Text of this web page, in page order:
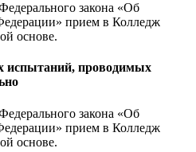
закона «Об
прием в Колледж
основе.
испытаний, проводимых
закона «Об
прием в Колледж
основе.